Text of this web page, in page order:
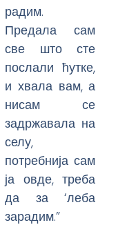
радим.
Предала сам
све што сте
послали ћутке,
и хвала вам, а
нисам се
задржавала на
селу,
потребнија сам
ја овде, треба
да за ‘леба
зарадим.”